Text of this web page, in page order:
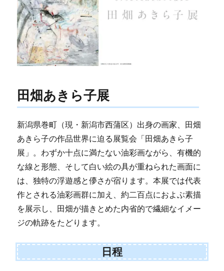
田畑あきら子展
新潟県巻町（現・新潟市西蒲区）出身の画家、田畑
あきら子の作品世界に迫る展覧会「田畑あきら子
展」。わずか十点に満たない油彩画ながら、有機的
な線と形態、そして白い絵の具が重ねられた画面に
は、独特の浮遊感と儚さが宿ります。本展では代表
作とされる油彩画群に加え、約二百点におよぶ素描
を展示し、田畑が描きとめた内省的で繊細なイメー
ジの軌跡をたどります。
日程